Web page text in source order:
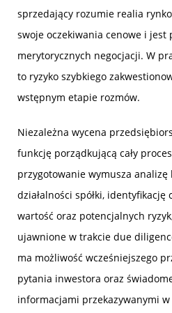
sprzedający rozumie realia
swoje oczekiwania cenowe i jest
merytorycznych negocjacji. W
to ryzyko szybkiego
wstępnym etapie rozmów.
Niezależna wycena
funkcję porządkującą cały
przygotowanie wymusza analizę
działalności spółki,
wartość oraz potencjalnych
ujawnione w trakcie due
ma możliwość wcześniejszego
pytania inwestora oraz
informacjami przekazywanymi